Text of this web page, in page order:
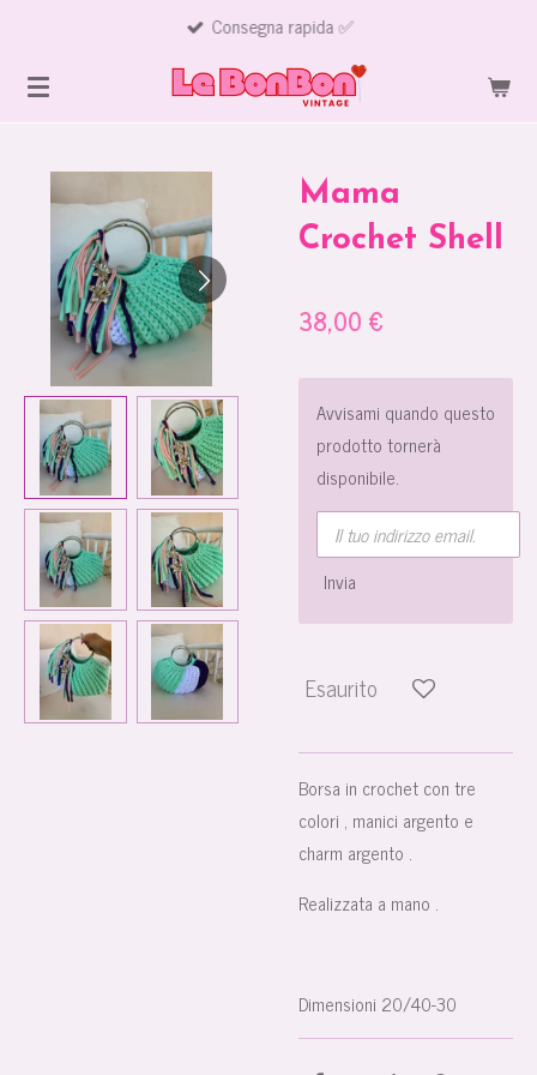
contenuto
principale
Consegna rapida ✅
Mama
Crochet Shell
38,00 €
Avvisami quando questo
prodotto tornerà
disponibile.
Invia
Esaurito
Borsa in crochet con tre
colori , manici argento e
charm argento .
Realizzata a mano .
Dimensioni 20/40-30